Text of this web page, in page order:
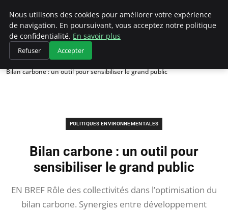
Climategatecountryclub.com
Accueil
Politiques environnementales
Bilan carbone : un outil pour sensibiliser le grand public
POLITIQUES ENVIRONNEMENTALES
Bilan carbone : un outil pour
sensibiliser le grand public
EN BREF Rôle des collectivités dans l’optimisation du
bilan carbone. Synergies entre développement
Nous utilisons des cookies pour améliorer votre expérience
de navigation. En poursuivant, vous acceptez notre politique
de confidentialité. En savoir plus
Refuser Accepter